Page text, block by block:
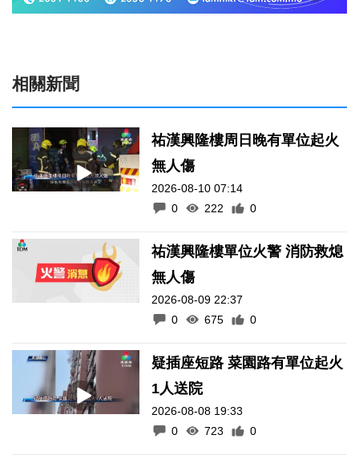
相關新聞
祐漢興隆樓周日晚有單位起火
無人傷
2026-08-10 07:14
0
222 0
祐漢興隆樓單位火警 消防救熄
無人傷
2026-08-09 22:37
0
675 0
疑插座短路 菜園路有單位起火
1人送院
2026-08-08 19:33
0
723 0